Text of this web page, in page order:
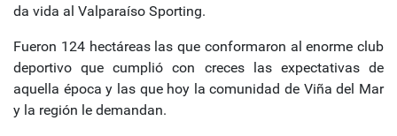
da vida al Valparaíso Sporting.
Fueron 124 hectáreas las que conformaron al enorme club
deportivo que cumplió con creces las expectativas de
aquella época y las que hoy la comunidad de Viña del Mar
y la región le demandan.